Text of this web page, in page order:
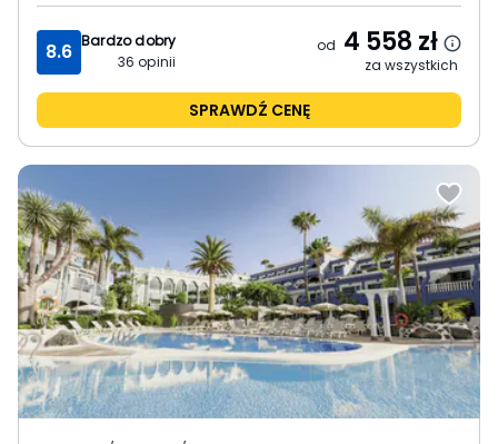
8.6 Bardzo dobry
36 opinii
od 4 558 zł
za wszystkich
SPRAWDŹ CENĘ